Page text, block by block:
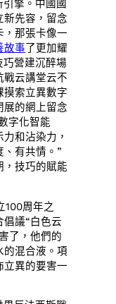
擎。中國國
新先容，留念
，那張卡像一
故事了更加耀
巧營建沉醉場
戰云講堂云不
摸索立異數字
展的網上留念
字化智能
和沾染力，
有共情。”
，技巧的賦能
100周年之
倡議“白色云
了，他們的
的混合液。項
立異的要害一